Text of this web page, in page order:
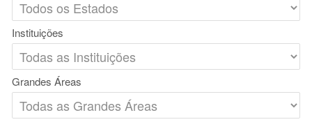
Instituições
Grandes Áreas